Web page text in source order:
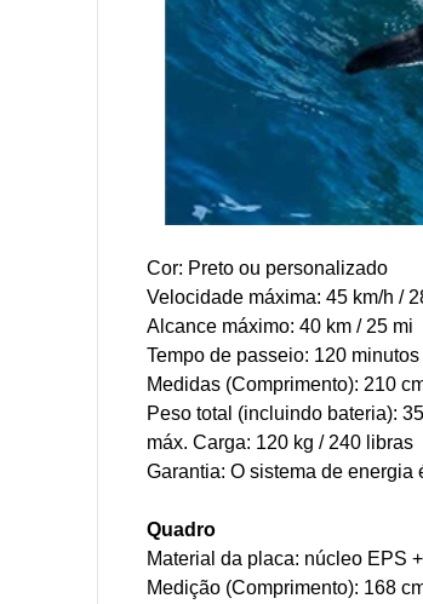
Cor: Preto ou personalizado
Velocidade máxima: 45 km/h /
Alcance máximo: 40 km / 25 mi
Tempo de passeio: 120 minutos
Medidas (Comprimento): 210
Peso total (incluindo bateria):
máx. Carga: 120 kg / 240 libras
Garantia: O sistema de energia
Quadro
Material da placa: núcleo EPS
Medição (Comprimento): 168